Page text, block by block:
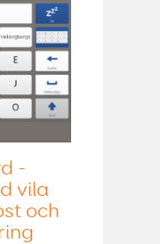
-
vila
och